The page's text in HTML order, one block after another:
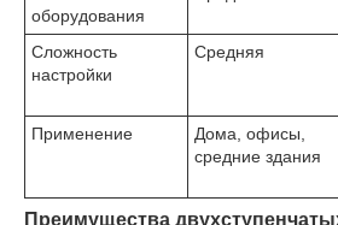
оборудования
Сложность
настройки
Средняя
Применение
Дома, офисы,
средние здания
Преимущества